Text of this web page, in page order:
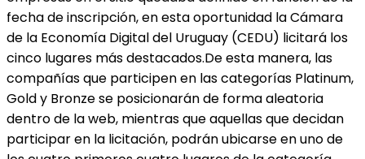
fecha de inscripción, en esta oportunidad la Cámara
de la Economía Digital del Uruguay (CEDU) licitará los
cinco lugares más destacados.De esta manera, las
compañías que participen en las categorías Platinum,
Gold y Bronze se posicionarán de forma aleatoria
dentro de la web, mientras que aquellas que decidan
participar en la licitación, podrán ubicarse en uno de